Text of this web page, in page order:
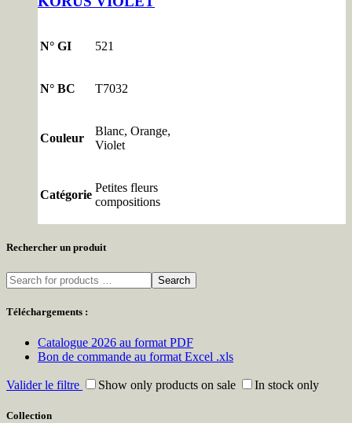
N° GI 521
N° BC T7032
Couleur
Blanc, Orange,
Violet
Catégorie
Petites fleurs
compositions
Rechercher un produit
Search
Téléchargements :
Catalogue 2026 au format PDF
Bon de commande au format Excel .xls
Valider le filtre Show only products on sale In stock only
Collection